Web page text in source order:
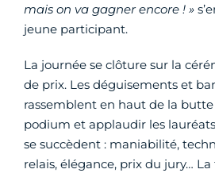
mais on va gagner encore ! »
jeune participant.
La journée se clôture sur la
de prix. Les déguisements et
rassemblent en haut de la
podium et applaudir les
se succèdent : maniabilité,
relais, élégance, prix du jury…